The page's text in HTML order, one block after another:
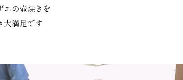
エの壺焼きを
大満足です